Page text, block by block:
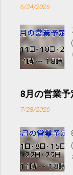
Email delivery
Amphitheatre
United States
6/24/2026
8月の営業予
7/28/2026